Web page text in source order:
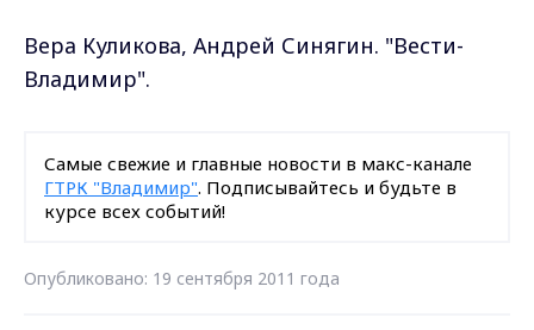
Вера Куликова, Андрей Синягин. "Вести-
Владимир".
Самые свежие и главные новости в макс-канале
ГТРК "Владимир". Подписывайтесь и будьте в
курсе всех событий!
Опубликовано: 19 сентября 2011 года